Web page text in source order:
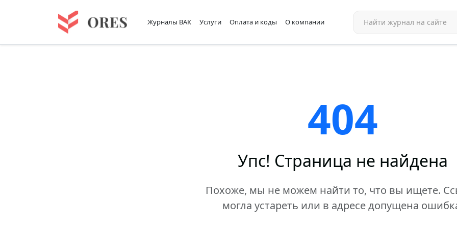
Журналы ВАК Услуги Оплата и коды О компании
404
Упс! Страница не найдена
Похоже, мы не можем найти то, что вы ищете.
могла устареть или в адресе допущена